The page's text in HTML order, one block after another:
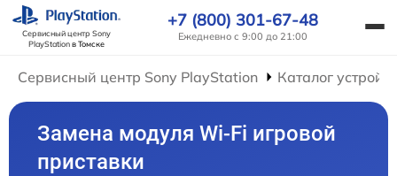
Сервисный центр Sony
PlayStationв Томске
+7 (800) 301-67-48
Ежедневно с 9:00 до 21:00
Сервисный центр Sony PlayStation Каталог
Замена модуля Wi-Fi игровой
приставки